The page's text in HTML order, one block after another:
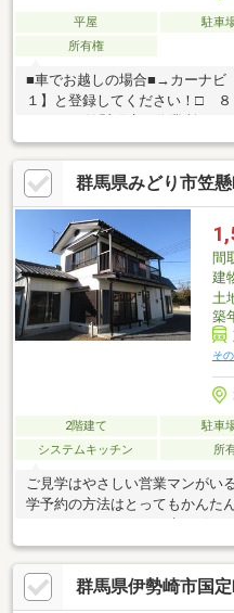
平屋 駐車
所有権
■車でお越しの場合■→カーナビ
１】と登録してください！□
合わせください♪※ 私道負担面
１／２※ 作業所３棟（１２０．
３２㎡）、作業所の築年は１９
杉菜原地区生活排水共同処理
物件周辺 インフォメーショ
分♪□ 笠懸中学校まで徒歩２
で徒歩７分♪
群馬県みどり市笠
間
建
土
築
そ
2階建て 駐車
システムキッチン
所
ご見学はやさしい営業マンがい
学予約の方法はとってもかんた
る ↓案内にしたがって希
る ↓あとはアドバイザー
お電話からの場合電話
の物件の所在地、価格を
群馬県伊勢崎市国